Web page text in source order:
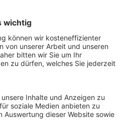
geltend gemacht werden